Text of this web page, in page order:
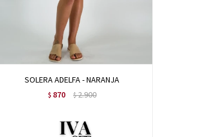
SOLERA ADELFA - NARANJA
$ 870 $2.900